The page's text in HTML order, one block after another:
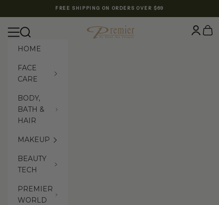
FREE SHIPPING ON ORDERS OVER $69
Premier Dead Sea International Website
Navigation menu
Search Login
Cart
HOME
FACE
CARE
BODY,
BATH &
HAIR
MAKEUP
BEAUTY
TECH
PREMIER
WORLD